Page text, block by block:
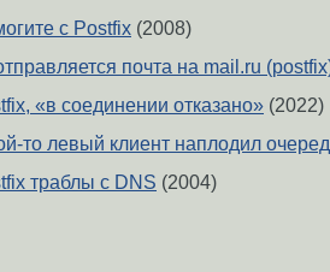
с Postfix (2008)
почта на mail.ru
«в соединении отказано» (2022)
то левый клиент наплодил
траблы с DNS (2004)